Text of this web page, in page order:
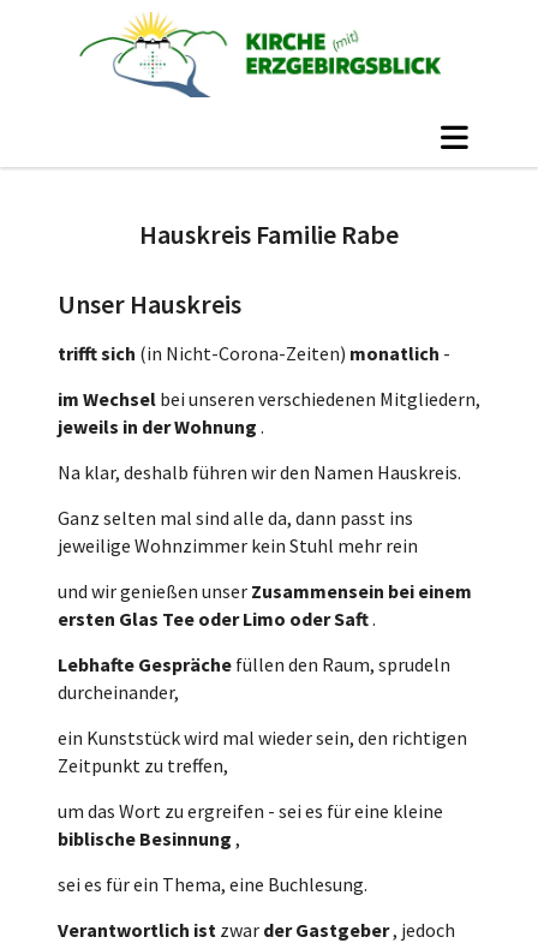
Hauskreis Familie Rabe
Unser Hauskreis
trifft sich (in Nicht-Corona-Zeiten) monatlich -
im Wechsel bei unseren verschiedenen Mitgliedern,
jeweils in der Wohnung .
Na klar, deshalb führen wir den Namen Hauskreis.
Ganz selten mal sind alle da, dann passt ins
jeweilige Wohnzimmer kein Stuhl mehr rein
und wir genießen unser Zusammensein bei einem
ersten Glas Tee oder Limo oder Saft.
Lebhafte Gespräche füllen den Raum, sprudeln
durcheinander,
ein Kunststück wird mal wieder sein, den richtigen
Zeitpunkt zu treffen,
um das Wort zu ergreifen - sei es für eine kleine
biblische Besinnung ,
sei es für ein Thema, eine Buchlesung.
Verantwortlich ist zwar der Gastgeber, jedoch